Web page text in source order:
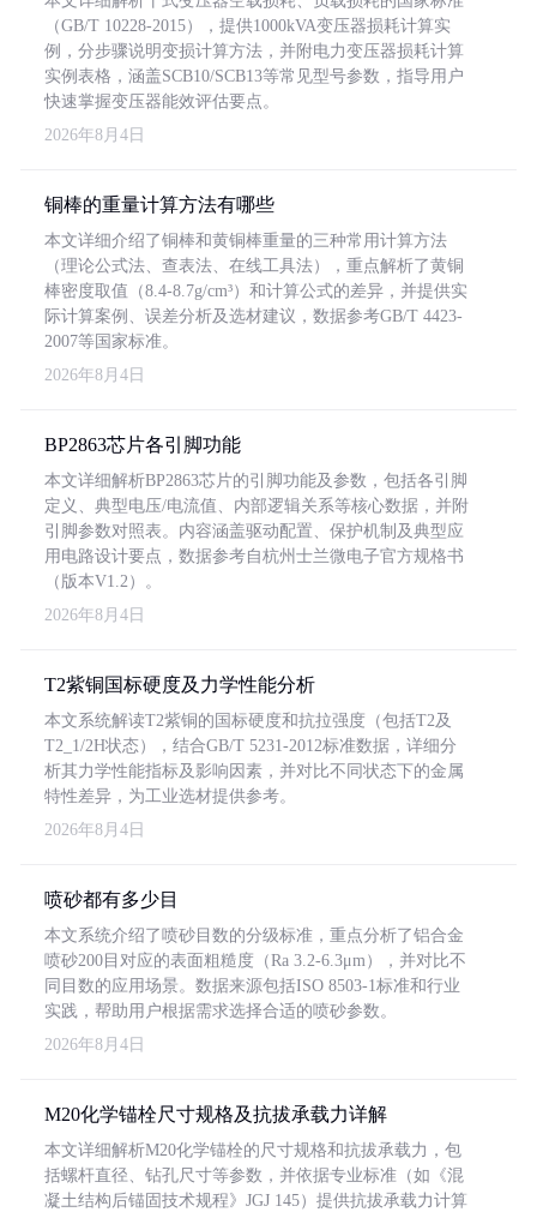
（GB/T 10228-2015），提供1000kVA变压器损耗计算实
例，分步骤说明变损计算方法，并附电力变压器损耗计算
实例表格，涵盖SCB10/SCB13等常见型号参数，指导用户
快速掌握变压器能效评估要点。
2026年8月4日
铜棒的重量计算方法有哪些
本文详细介绍了铜棒和黄铜棒重量的三种常用计算方法
（理论公式法、查表法、在线工具法），重点解析了黄铜
棒密度取值（8.4-8.7g/cm³）和计算公式的差异，并提供实
际计算案例、误差分析及选材建议，数据参考GB/T 4423-
2007等国家标准。
2026年8月4日
BP2863芯片各引脚功能
本文详细解析BP2863芯片的引脚功能及参数，包括各引脚
定义、典型电压/电流值、内部逻辑关系等核心数据，并附
引脚参数对照表。内容涵盖驱动配置、保护机制及典型应
用电路设计要点，数据参考自杭州士兰微电子官方规格书
（版本V1.2）。
2026年8月4日
T2紫铜国标硬度及力学性能分析
本文系统解读T2紫铜的国标硬度和抗拉强度（包括T2及
T2_1/2H状态），结合GB/T 5231-2012标准数据，详细分
析其力学性能指标及影响因素，并对比不同状态下的金属
特性差异，为工业选材提供参考。
2026年8月4日
喷砂都有多少目
本文系统介绍了喷砂目数的分级标准，重点分析了铝合金
喷砂200目对应的表面粗糙度（Ra 3.2-6.3μm），并对比不
同目数的应用场景。数据来源包括ISO 8503-1标准和行业
实践，帮助用户根据需求选择合适的喷砂参数。
2026年8月4日
M20化学锚栓尺寸规格及抗拔承载力详解
本文详细解析M20化学锚栓的尺寸规格和抗拔承载力，包
括螺杆直径、钻孔尺寸等参数，并依据专业标准（如《混
凝土结构后锚固技术规程》JGJ 145）提供抗拔承载力计算